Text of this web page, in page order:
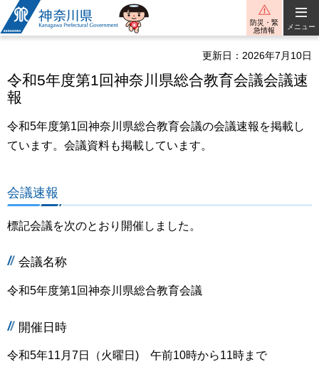
神奈川県
防災・緊
急情報
メニュー
更新日：2026年7月10日
令和5年度第1回神奈川県総合教育会議会議速
報
令和5年度第1回神奈川県総合教育会議の会議速報を掲載し
ています。会議資料も掲載しています。
会議速報
標記会議を次のとおり開催しました。
会議名称
令和5年度第1回神奈川県総合教育会議
開催日時
令和5年11月7日（火曜日) 午前10時から11時まで